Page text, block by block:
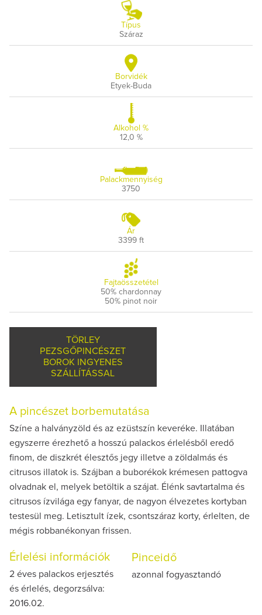
Típus
Száraz
Borvidék
Etyek-Buda
Alkohol %
12,0 %
Palackmennyiség
3750
Ár
3399 ft
Fajtaösszetétel
50% chardonnay
50% pinot noir
TÖRLEY
PEZSGŐPINCÉSZET
BOROK INGYENES
SZÁLLÍTÁSSAL
A pincészet borbemutatása
Színe a halványzöld és az ezüstszín keveréke. Illatában
egyszerre érezhető a hosszú palackos érlelésből eredő
finom, de diszkrét élesztős jegy illetve a zöldalmás és
citrusos illatok is. Szájban a buborékok krémesen pattogva
olvadnak el, melyek betöltik a szájat. Élénk savtartalma és
citrusos ízvilága egy fanyar, de nagyon élvezetes kortyban
testesül meg. Letisztult ízek, csontszáraz korty, érlelten, de
mégis robbanékonyan frissen.
Érlelési információk
2 éves palackos erjesztés
és érlelés, degorzsálva:
2016.02.
Pinceidő
azonnal fogyasztandó